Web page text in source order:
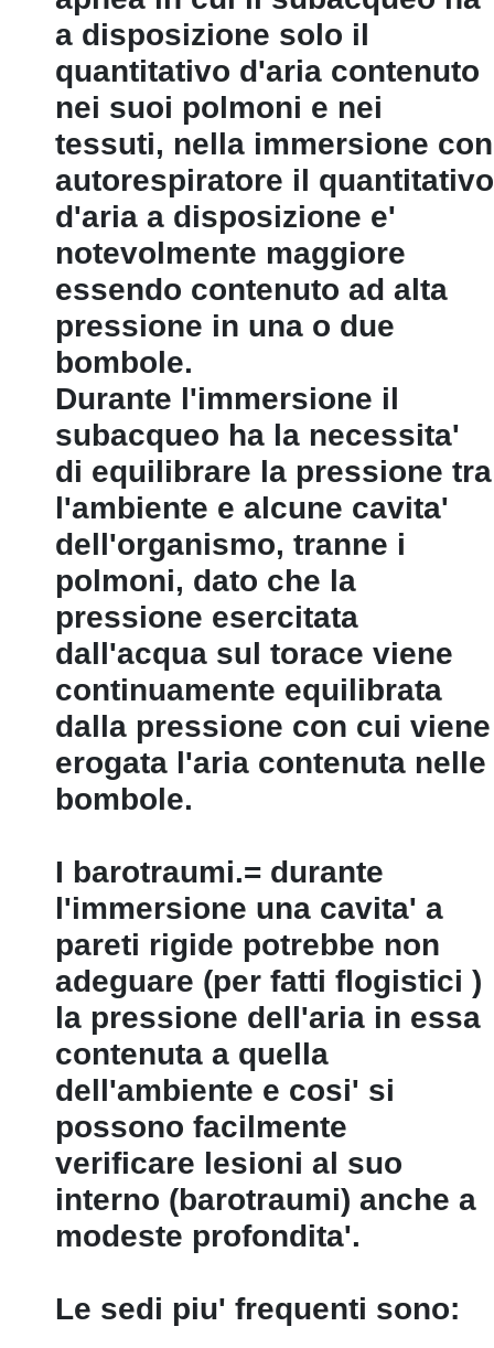
a disposizione solo il
quantitativo d'aria contenuto
nei suoi polmoni e nei
tessuti, nella immersione con
autorespiratore il quantitativo
d'aria a disposizione e'
notevolmente maggiore
essendo contenuto ad alta
pressione in una o due
bombole.
Durante l'immersione il
subacqueo ha la necessita'
di equilibrare la pressione tra
l'ambiente e alcune cavita'
dell'organismo, tranne i
polmoni, dato che la
pressione esercitata
dall'acqua sul torace viene
continuamente equilibrata
dalla pressione con cui viene
erogata l'aria contenuta nelle
bombole.
I barotraumi.= durante
l'immersione una cavita' a
pareti rigide potrebbe non
adeguare (per fatti flogistici )
la pressione dell'aria in essa
contenuta a quella
dell'ambiente e cosi' si
possono facilmente
verificare lesioni al suo
interno (barotraumi) anche a
modeste profondita'.
Le sedi piu' frequenti sono: